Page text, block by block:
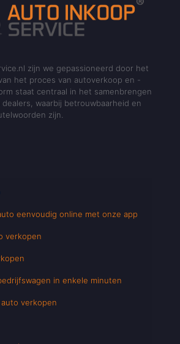
zijn we gepassioneerd door het
het proces van autoverkoop en -
staat centraal in het samenbrengen
waarbij betrouwbaarheid en
zijn.
eenvoudig online met onze app
verkopen
in enkele minuten
verkopen